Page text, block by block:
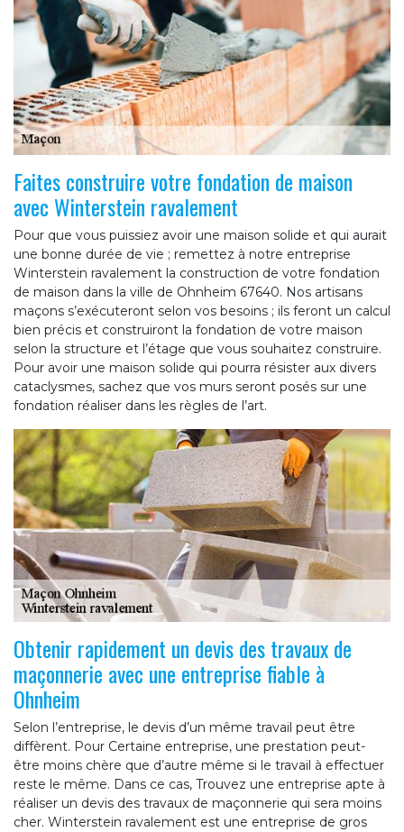
Faites construire votre fondation de maison
avec Winterstein ravalement
Pour que vous puissiez avoir une maison solide et qui aurait
une bonne durée de vie ; remettez à notre entreprise
Winterstein ravalement la construction de votre fondation
de maison dans la ville de Ohnheim 67640. Nos artisans
maçons s’exécuteront selon vos besoins ; ils feront un calcul
bien précis et construiront la fondation de votre maison
selon la structure et l’étage que vous souhaitez construire.
Pour avoir une maison solide qui pourra résister aux divers
cataclysmes, sachez que vos murs seront posés sur une
fondation réaliser dans les règles de l’art.
Obtenir rapidement un devis des travaux de
maçonnerie avec une entreprise fiable à
Ohnheim
Selon l’entreprise, le devis d’un même travail peut être
diffèrent. Pour Certaine entreprise, une prestation peut-
être moins chère que d’autre même si le travail à effectuer
reste le même. Dans ce cas, Trouvez une entreprise apte à
réaliser un devis des travaux de maçonnerie qui sera moins
cher. Winterstein ravalement est une entreprise de gros